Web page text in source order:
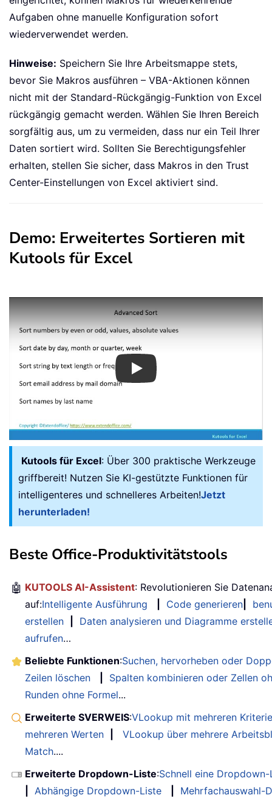
Aufgaben ohne manuelle Konfiguration sofort
wiederverwendet werden.
Hinweise: Speichern Sie Ihre Arbeitsmappe stets,
bevor Sie Makros ausführen – VBA-Aktionen können
nicht mit der Standard-Rückgängig-Funktion von Excel
rückgängig gemacht werden. Wählen Sie Ihren Bereich
sorgfältig aus, um zu vermeiden, dass nur ein Teil Ihrer
Daten sortiert wird. Sollten Sie Berechtigungsfehler
erhalten, stellen Sie sicher, dass Makros in den Trust
Center-Einstellungen von Excel aktiviert sind.
Demo: Erweitertes Sortieren mit
Kutools für Excel
Play
Kutools für Excel: Über 300 praktische Werkzeuge
griffbereit! Nutzen Sie KI-gestützte Funktionen für
intelligenteres und schnelleres Arbeiten!Jetzt
herunterladen!
Beste Office-Produktivitätstools
🤖 KUTOOLS AI-Assistent: Revolutionieren Sie
auf:Intelligente Ausführung Code generieren
erstellen
Daten analysieren und Diagramme
aufrufen…
Beliebte Funktionen:Suchen, hervorheben oder
Zeilen löschen
Spalten kombinieren oder Zellen
Runden ohne Formel...
Erweiterte SVERWEIS:VLookup mit mehreren
mehreren Werten
VLookup über mehrere
Match....
Erweiterte Dropdown-Liste:Schnell eine
Abhängige Dropdown-Liste
Mehrfachauswahl-